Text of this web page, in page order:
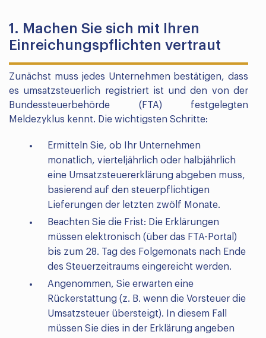
1. Machen Sie sich mit Ihren
Einreichungspflichten vertraut
Zunächst muss jedes Unternehmen bestätigen, dass
es umsatzsteuerlich registriert ist und den von der
Bundessteuerbehörde (FTA) festgelegten
Meldezyklus kennt. Die wichtigsten Schritte:
Ermitteln Sie, ob Ihr Unternehmen
monatlich, vierteljährlich oder halbjährlich
eine Umsatzsteuererklärung abgeben muss,
basierend auf den steuerpflichtigen
Lieferungen der letzten zwölf Monate.
Beachten Sie die Frist: Die Erklärungen
müssen elektronisch (über das FTA-Portal)
bis zum 28. Tag des Folgemonats nach Ende
des Steuerzeitraums eingereicht werden.
Angenommen, Sie erwarten eine
Rückerstattung (z. B. wenn die Vorsteuer die
Umsatzsteuer übersteigt). In diesem Fall
müssen Sie dies in der Erklärung angeben